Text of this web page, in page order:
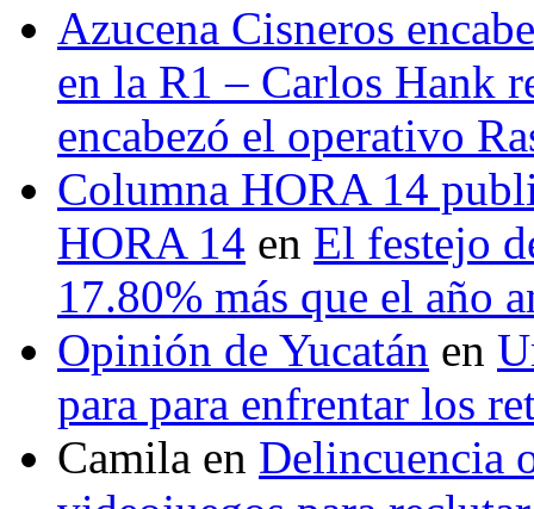
Azucena Cisneros
en la R1 – Carlos Hank
encabezó el operativo
Columna HORA 14
HORA 14 en El festejo
17.80% más que el año
Opinión de Yucatán en
para para enfrentar los
Camila en Delincuencia